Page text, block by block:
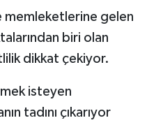
memleketlerine gelen
biri olan
dikkat çekiyor.
isteyen
tadını çıkarıyor